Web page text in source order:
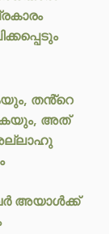
തൻ്റെ
അത്
അയാൾക്ക്